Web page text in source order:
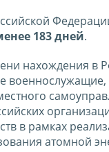
183 дней.
нахождения в
в рамках
атомной